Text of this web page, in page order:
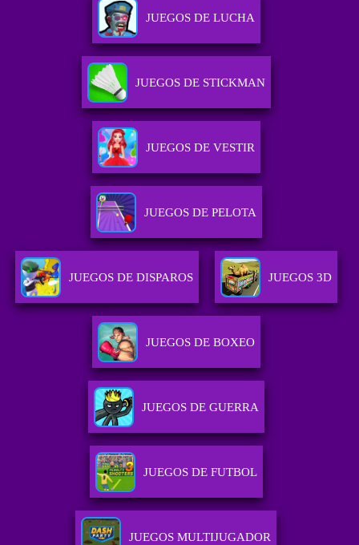
JUEGOS DE LUCHA
JUEGOS DE STICKMAN
JUEGOS DE VESTIR
JUEGOS DE PELOTA
JUEGOS DE DISPAROS JUEGOS 3D
JUEGOS DE BOXEO
JUEGOS DE GUERRA
JUEGOS DE FUTBOL
JUEGOS MULTIJUGADOR